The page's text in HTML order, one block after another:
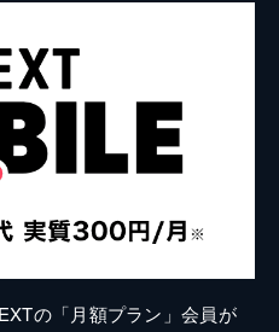
の「月額プラン」会員が